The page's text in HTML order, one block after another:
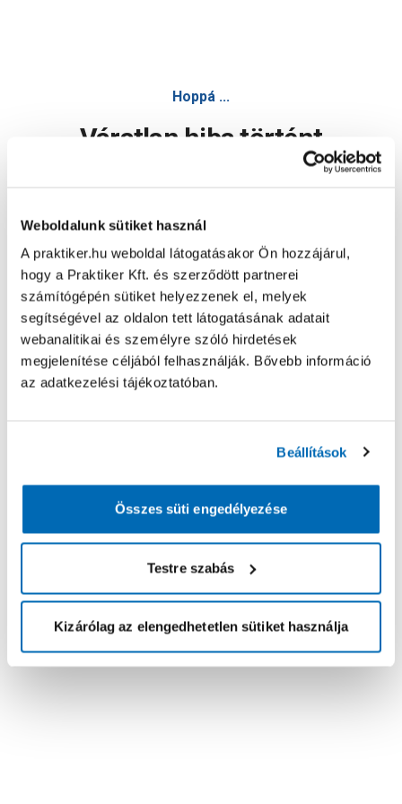
Weboldalunk sütiket használ
A praktiker.hu weboldal látogatásakor Ön hozzájárul,
hogy a Praktiker Kft. és szerződött partnerei
számítógépén sütiket helyezzenek el, melyek
segítségével az oldalon tett látogatásának adatait
webanalitikai és személyre szóló hirdetések
megjelenítése céljából felhasználják. Bővebb információ
az adatkezelési tájékoztatóban.
Beállítások
Összes süti engedélyezése
Testre szabás
Kizárólag az elengedhetetlen sütiket használja
Hoppá ...
Váratlan hiba történt
Oldal újratöltése